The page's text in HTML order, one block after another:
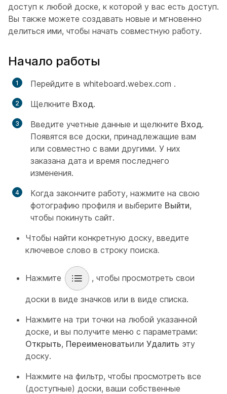
доступ к любой доске, к которой у вас есть доступ.
Вы также можете создавать новые и мгновенно
делиться ими, чтобы начать совместную работу.
Начало работы
Перейдите в whiteboard.webex.com .
Щелкните Вход.
Введите учетные данные и щелкните Вход.
Появятся все доски, принадлежащие вам
или совместно с вами другими. У них
заказана дата и время последнего
изменения.
Когда закончите работу, нажмите на свою
фотографию профиля и выберите Выйти,
чтобы покинуть сайт.
Чтобы найти конкретную доску, введите
ключевое слово в строку поиска.
Нажмите , чтобы просмотреть свои
доски в виде значков или в виде списка.
Нажмите на три точки на любой указанной
доске, и вы получите меню с параметрами:
Открыть, Переименоватьили Удалить эту
доску.
Нажмите на фильтр, чтобы просмотреть все
(доступные) доски, ваши собственные